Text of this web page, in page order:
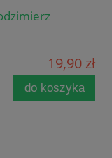
19,90 zł
do koszyka